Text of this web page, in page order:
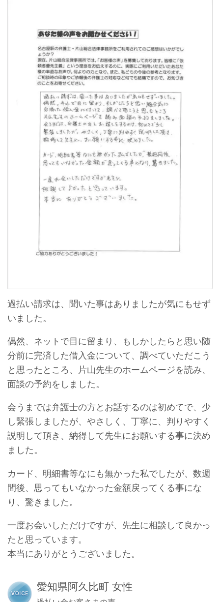
過払い請求は、聞いた事はありましたが気にもせず
いました。
偶然、ネットで目に留まり、もしかしたらと思い随
分前に完済した借入金について、調べていただこう
と思ったところ、片山先生のホームページを読み、
面談の予約をしました。
会うまでは弁護士の方とお話するのは初めてで、少
し緊張しましたが、やさしく、丁寧に、判りやすく
説明して頂き、納得して先生にお願いする事に決め
ました。
カード、明細書等なにも無かった私でしたが、数週
間後、思ってもいなかった金額戻ってくる事にな
り、驚きました。
一度お会いしただけですが、先生に相談して良かっ
たと思っています。
本当にありがとうございました。
愛知県阿久比町 女性